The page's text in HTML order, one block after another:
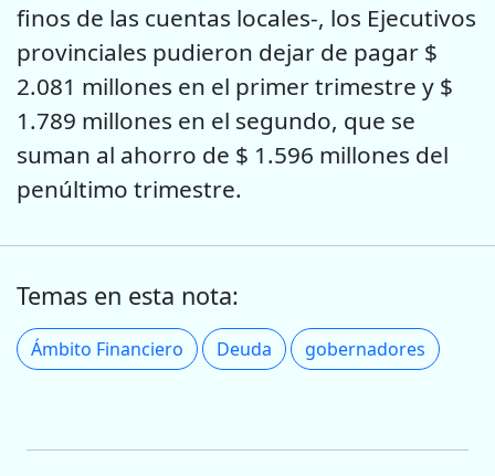
finos de las cuentas locales-, los Ejecutivos
provinciales pudieron dejar de pagar $
2.081 millones en el primer trimestre y $
1.789 millones en el segundo, que se
suman al ahorro de $ 1.596 millones del
penúltimo trimestre.
Temas en esta nota:
Ámbito Financiero Deuda gobernadores